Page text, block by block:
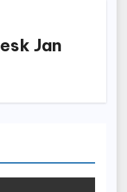
Jan